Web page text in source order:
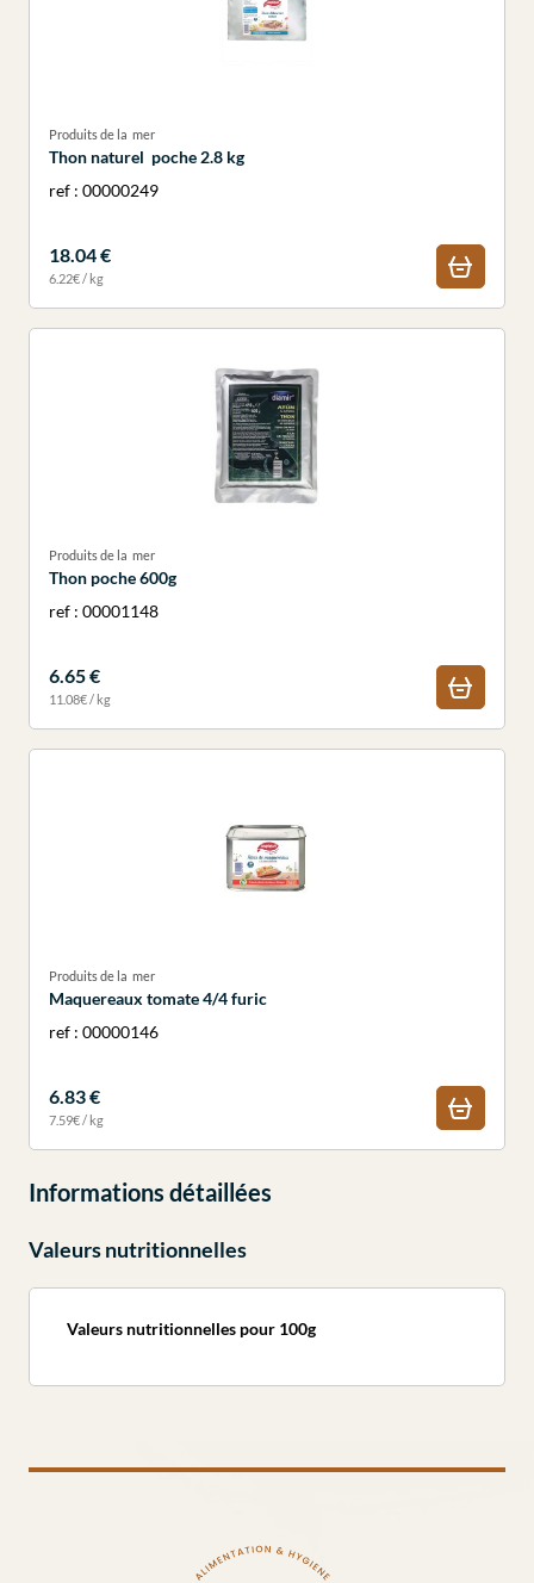
Produits de la mer
Thon naturel poche 2.8 kg
ref : 00000249
18.04 €
6.22€ / kg
Produits de la mer
Thon poche 600g
ref : 00001148
6.65 €
11.08€ / kg
Produits de la mer
Maquereaux tomate 4/4 furic
ref : 00000146
6.83 €
7.59€ / kg
Informations détaillées
Valeurs nutritionnelles
Valeurs nutritionnelles pour 100g